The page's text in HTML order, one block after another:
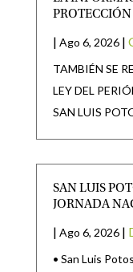
PROTECCIÓN
| Ago 6, 2026 |
TAMBIÉN SE
LEY DEL
SAN LUIS
SAN LUIS
JORNADA
| Ago 6, 2026 |
• San Luis